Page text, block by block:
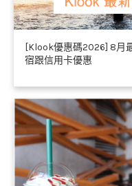
[Klook優惠碼2026] 8月
宿跟信用卡優惠